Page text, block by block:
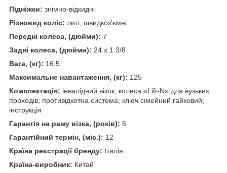
Підніжки: знімно-відкидні
Різновид коліс: литі; швидкоз'ємні
Передні колеса, (дюйми): 7
Задні колеса, (дюйми): 24 х 1 3/8
Вага, (кг): 16,5
Максимальне навантаження, (кг): 125
Комплектація: інвалідний візок; колеса «Lift-N» для вузьких
проходів; противідкотна система; ключ сімейний гайковий;
інструкція
Гарантія на раму візка, (років): 5
Гарантійний термін, (міс.): 12
Країна реєстрації бренду: Італія
Країна-виробник: Китай